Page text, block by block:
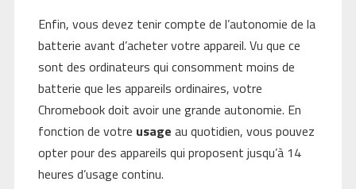
Enfin, vous devez tenir compte de l’autonomie de la
batterie avant d’acheter votre appareil. Vu que ce
sont des ordinateurs qui consomment moins de
batterie que les appareils ordinaires, votre
Chromebook doit avoir une grande autonomie. En
fonction de votre usage au quotidien, vous pouvez
opter pour des appareils qui proposent jusqu’à 14
heures d’usage continu.